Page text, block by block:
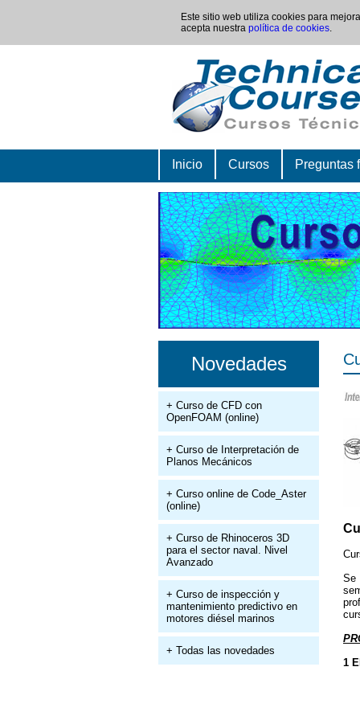
Este sitio web utiliza cookies para
acepta nuestra política de cookies.
Inicio Cursos Preguntas
Novedades
+ Curso de CFD con
OpenFOAM (online)
+ Curso de Interpretación de
Planos Mecánicos
+ Curso online de Code_Aster
(online)
+ Curso de Rhinoceros 3D
para el sector naval. Nivel
Avanzado
+ Curso de inspección y
mantenimiento predictivo en
motores diésel marinos
+ Todas las novedades
Se
1